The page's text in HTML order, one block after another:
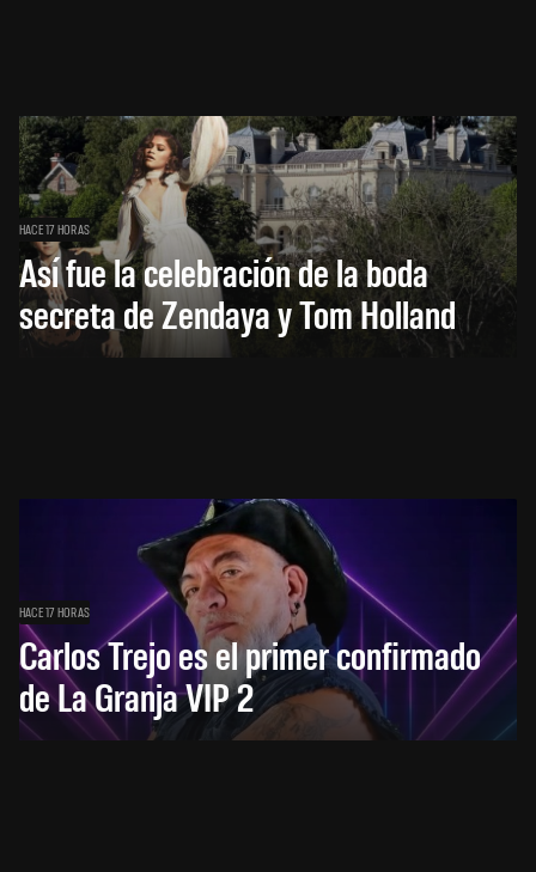
HACE 17 HORAS
Así fue la celebración de la boda
secreta de Zendaya y Tom Holland
HACE 17 HORAS
Carlos Trejo es el primer confirmado
de La Granja VIP 2